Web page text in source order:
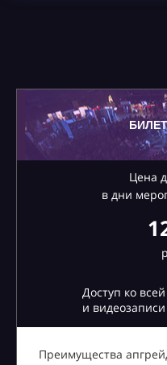
Цена
в дни
Доступ ко
и
Преимущества